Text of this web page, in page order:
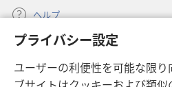
プライバシー設定
ユーザーの利便性を可能な限
ヘルプ
寄付
し
い